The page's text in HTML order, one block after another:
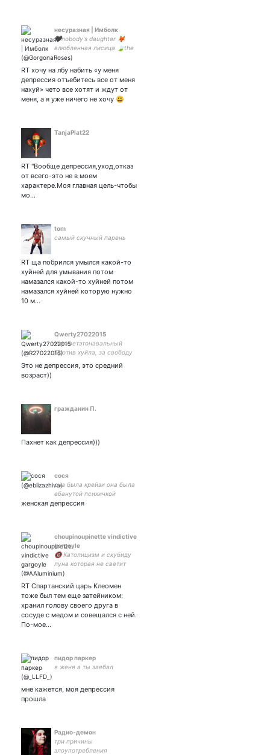
несуразная | Имболк
🖤nobody's daughter 🦊
влюбленная лисица 🍃the
witch of the woods
корректор и копирайтер
RT хочу на лбу набить «у меня
депрессия отъебитесь все от меня
нахуй» чето все хотят и ждут от
меня, а я уже ничего не хочу 😃
TanjaPlat22
RT "Вообще депрессия,уход,отказ
от всего-это не в моем
характере.Моя главная цель-чтобы
мо…
tom
самый скучный парень
RT ща побрился умылся какой-то
хуйней для умывания потом
намазался какой-то хуйней потом
намазался хуйней которую нужно
10 м…
Qwerty27022015
#приветэтонавальный
Против хуйла, за свободу
Это не депрессия, это средний
возраст))
гражданин П.
Пахнет как депрессия)))
сося
она была крейзи она была
ебанутой психичкой
женская депрессия
choupinoupinette vindictive
gargoyle
🔞 Католицизм и скубиду
луна которая не светит
RT Спартанский царь Клеомен
тоже был тем еще затейником:
хранил голову своего друга в
сосуде с медом и совещался с ней.
По-мое…
пидор паркер
я женя а ты заебал
мне кажется, моя депрессия
прошла
Радио-демон
три причины
злоупотребления